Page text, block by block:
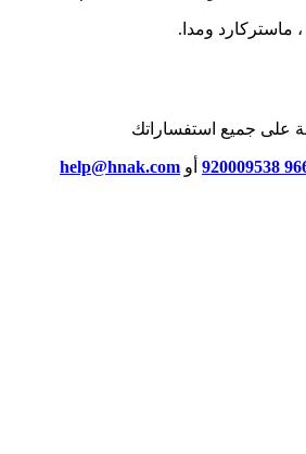
ماستركارد ومدا.
على جميع استفساراتك
أو help@hnak.com